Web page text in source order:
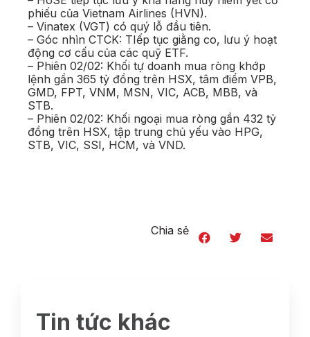
phiếu của Vietnam Airlines (HVN).
– Vinatex (VGT) có quý lỗ đầu tiên.
– Góc nhìn CTCK: TIếp tục giằng co, lưu ý hoạt
động cơ cấu của các quỹ ETF.
– Phiên 02/02: Khối tự doanh mua ròng khớp
lệnh gần 365 tỷ đồng trên HSX, tâm điểm VPB,
GMD, FPT, VNM, MSN, VIC, ACB, MBB, và
STB.
– Phiên 02/02: Khối ngoại mua ròng gần 432 tỷ
đồng trên HSX, tập trung chủ yếu vào HPG,
STB, VIC, SSI, HCM, và VND.
Chia sẻ
Tin tức khác